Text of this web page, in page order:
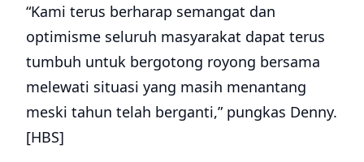
“Kami terus berharap semangat dan
optimisme seluruh masyarakat dapat terus
tumbuh untuk bergotong royong bersama
melewati situasi yang masih menantang
meski tahun telah berganti,” pungkas Denny.
[HBS]